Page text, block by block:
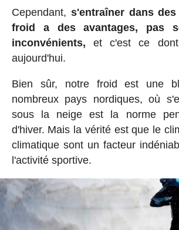
Cependant, s'entraîner dans
froid a des avantages, pas
inconvénients, et c'est ce
aujourd'hui.
Bien sûr, notre froid est une
nombreux pays nordiques, où
sous la neige est la norme
d'hiver. Mais la vérité est que le
climatique sont un facteur
l'activité sportive.